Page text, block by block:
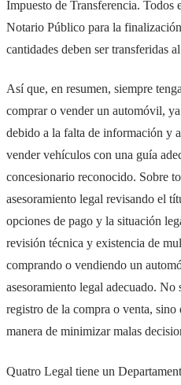
Impuesto de Transferencia. Todos
Notario Público para la
cantidades deben ser transferidas
Así que, en resumen, siempre
comprar o vender un automóvil,
debido a la falta de información y
vender vehículos con una guía
concesionario reconocido. Sobre
asesoramiento legal revisando el
opciones de pago y la situación
revisión técnica y existencia de
comprando o vendiendo un
asesoramiento legal adecuado. No
registro de la compra o venta, sino
manera de minimizar malas
Quatro Legal tiene un